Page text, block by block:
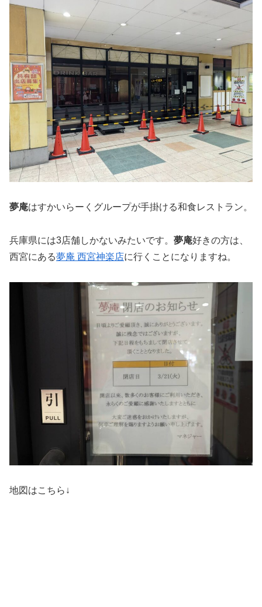
夢庵はすかいらーくグループが手掛ける和食レストラン。
兵庫県には3店舗しかないみたいです。 夢庵好きの方は、
西宮にある夢庵 西宮神楽店に行くことになりますね。
地図はこちら↓